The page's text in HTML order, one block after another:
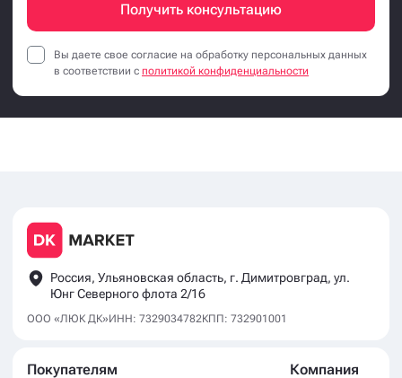
Получить консультацию
Вы даете свое согласие на обработку персональных данных
в соответствии с политикой конфиденциальности
Россия, Ульяновская область, г. Димитровград, ул.
Юнг Северного флота 2/16
ООО «ЛЮК ДК»ИНН: 7329034782КПП: 732901001
Покупателям Компания